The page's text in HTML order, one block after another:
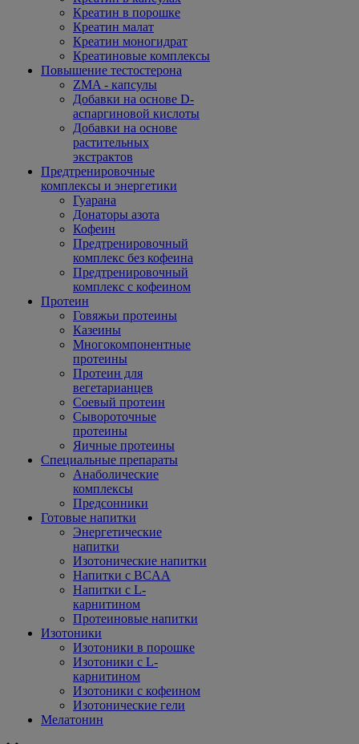
Креатин в порошке
Креатин малат
Креатин моногидрат
Креатиновые комплексы
Повышение тестостерона
ZMA - капсулы
Добавки на основе D-
аспаргиновой кислоты
Добавки на основе
растительных
экстрактов
Предтренировочные
комплексы и энергетики
Гуарана
Донаторы азота
Кофеин
Предтренировочный
комплекс без кофеина
Предтренировочный
комплекс с кофеином
Протеин
Говяжьи протеины
Казеины
Многокомпонентные
протеины
Протеин для
вегетарианцев
Соевый протеин
Сывороточные
протеины
Яичные протеины
Специальные препараты
Анаболические
комплексы
Предсонники
Готовые напитки
Энергетические
напитки
Изотонические напитки
Напитки с BCAA
Напитки с L-
карнитином
Протеиновые напитки
Изотоники
Изотоники в порошке
Изотоники с L-
карнитином
Изотоники с кофеином
Изотонические гели
Мелатонин